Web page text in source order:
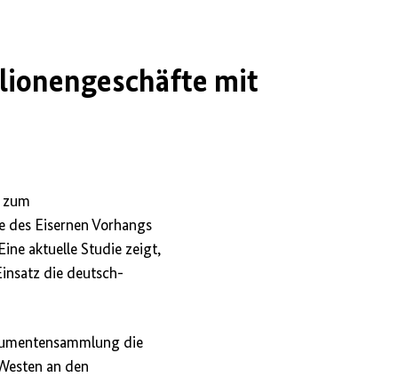
mit
Eisernen Vorhangs
aktuelle Studie zeigt,
die deutsch-
die
an den